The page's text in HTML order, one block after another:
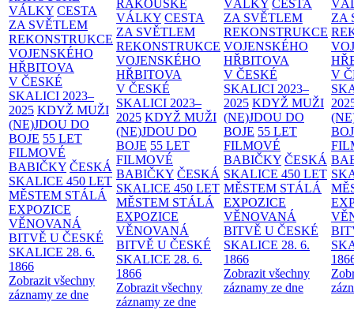
VÁLKY CESTA
ZA SVĚTLEM
REKONSTRUKCE
VOJENSKÉHO
HŘBITOVA
V ČESKÉ
SKALICI 2023–
2025 KDYŽ MUŽI
(NE)JDOU DO
BOJE 55 LET
FILMOVÉ
BABIČKY ČESKÁ
SKALICE 450 LET
MĚSTEM STÁLÁ
EXPOZICE
VĚNOVANÁ
BITVĚ U ČESKÉ
SKALICE 28. 6.
1866
Zobrazit všechny
záznamy ze dne
RAKOUSKÉ
VÁLKY CESTA
ZA SVĚTLEM
REKONSTRUKCE
VOJENSKÉHO
HŘBITOVA
V ČESKÉ
SKALICI 2023–
2025 KDYŽ MUŽI
(NE)JDOU DO
BOJE 55 LET
FILMOVÉ
BABIČKY ČESKÁ
SKALICE 450 LET
MĚSTEM STÁLÁ
EXPOZICE
VĚNOVANÁ
BITVĚ U ČESKÉ
SKALICE 28. 6.
1866
Zobrazit všechny
záznamy ze dne
VÁLKY CESTA
ZA SVĚTLEM
REKONSTRUKCE
VOJENSKÉHO
HŘBITOVA
V ČESKÉ
SKALICI 2023–
2025 KDYŽ MUŽI
(NE)JDOU DO
BOJE 55 LET
FILMOVÉ
BABIČKY ČESKÁ
SKALICE 450 LET
MĚSTEM STÁLÁ
EXPOZICE
VĚNOVANÁ
BITVĚ U ČESKÉ
SKALICE 28. 6.
1866
Zobrazit všechny
záznamy ze dne
ZA
V